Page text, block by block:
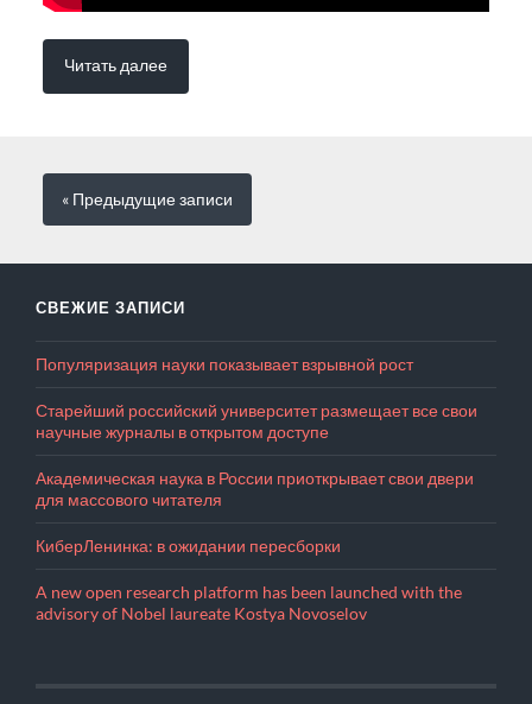
Читать далее
« Предыдущиезаписи
СВЕЖИЕ ЗАПИСИ
Популяризация науки показывает взрывной рост
Старейший российский университет размещает все свои
научные журналы в открытом доступе
Академическая наука в России приоткрывает свои двери
для массового читателя
КиберЛенинка: в ожидании пересборки
A new open research platform has been launched with the
advisory of Nobel laureate Kostya Novoselov